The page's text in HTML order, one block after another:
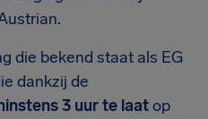
die bekend staat als EG
dankzij de
3 uur te laatop